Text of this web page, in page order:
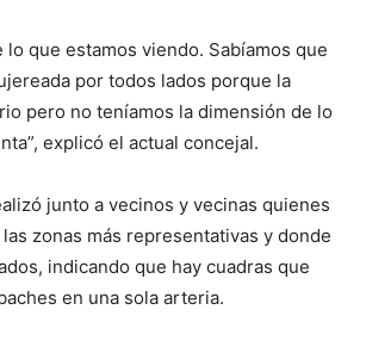
lo que estamos viendo. Sabíamos que
por todos lados porque la
pero no teníamos la dimensión de lo
explicó el actual concejal.
junto a vecinos y vecinas quienes
zonas más representativas y donde
indicando que hay cuadras que
en una sola arteria.